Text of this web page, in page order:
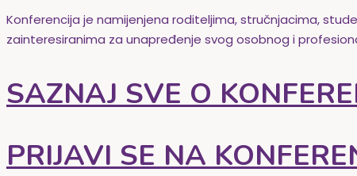
Konferencija je namijenjena roditeljima, stručnjacima,
zainteresiranima za unapređenje svog osobnog i
SAZNAJ SVE O
PRIJAVI SE NA